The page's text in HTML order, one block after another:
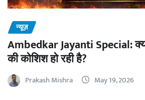
न्यूज़
Ambedkar Jayanti Special:
की कोशिश हो रही है?
Prakash Mishra May 19, 2026